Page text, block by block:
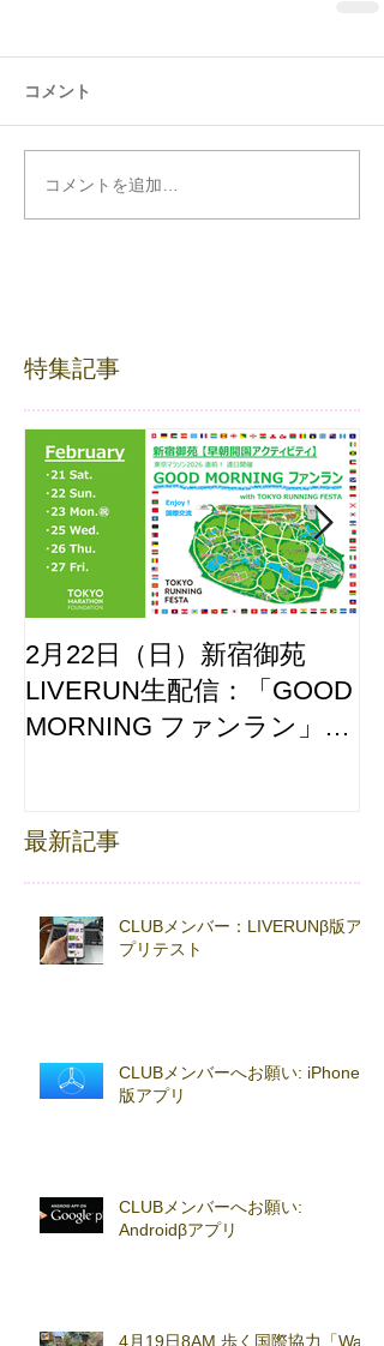
コメント
コメントを追加…
特集記事
2月22日（日）新宿御苑
LIVERUN生配信：「GOOD
MORNING ファンラン」
最新記事
CLUBメンバー：LIVERUNβ版ア
プリテスト
CLUBメンバーへお願い: iPhoneβ
版アプリ
CLUBメンバーへお願い:
Androidβアプリ
4月19日8AM 歩く国際協力「Walk